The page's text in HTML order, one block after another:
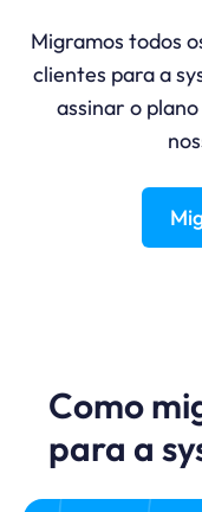
Migramos todos
clientes para a
assinar o
Como
para a